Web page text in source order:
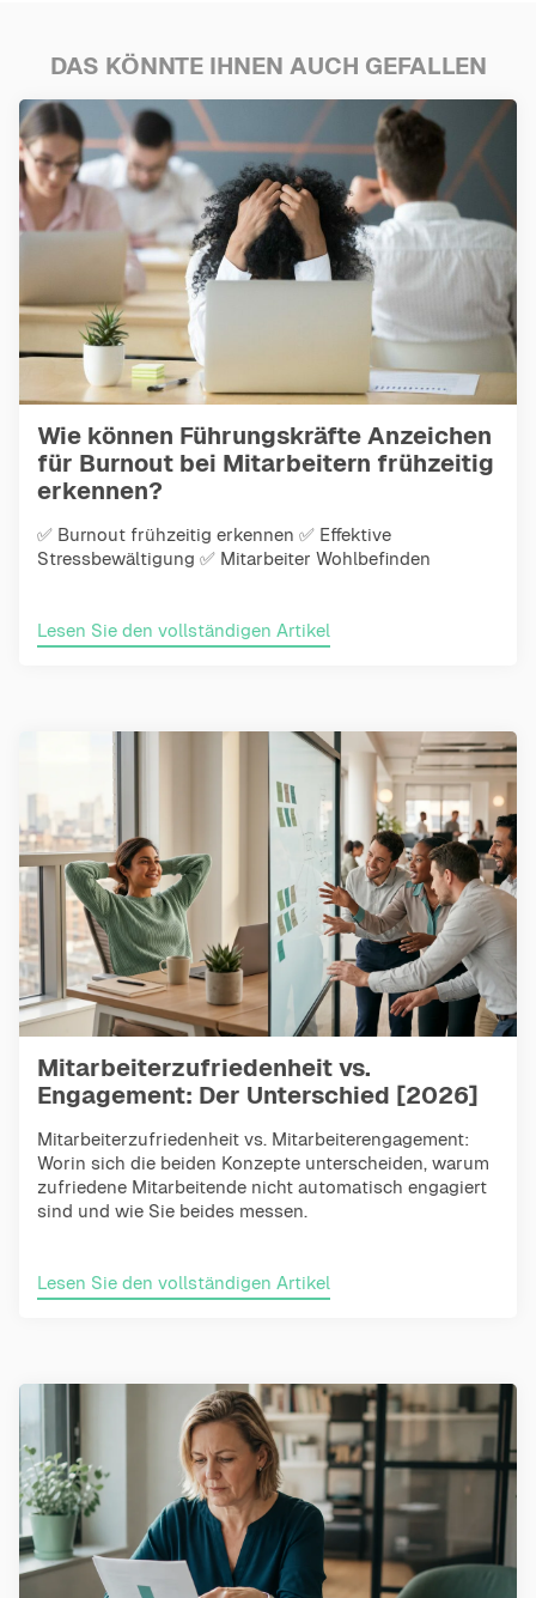
DAS KÖNNTE IHNEN AUCH GEFALLEN
Wie können Führungskräfte Anzeichen
für Burnout bei Mitarbeitern frühzeitig
erkennen?
✅ Burnout frühzeitig erkennen ✅ Effektive
Stressbewältigung ✅ Mitarbeiter Wohlbefinden
Lesen Sie den vollständigen Artikel
Mitarbeiterzufriedenheit vs.
Engagement: Der Unterschied [2026]
Mitarbeiterzufriedenheit vs. Mitarbeiterengagement:
Worin sich die beiden Konzepte unterscheiden, warum
zufriedene Mitarbeitende nicht automatisch engagiert
sind und wie Sie beides messen.
Lesen Sie den vollständigen Artikel